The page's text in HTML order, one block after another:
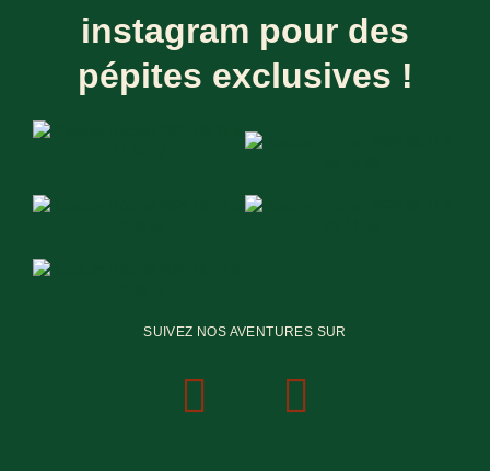
instagram pour des
pépites exclusives !
SUIVEZ NOS AVENTURES SUR